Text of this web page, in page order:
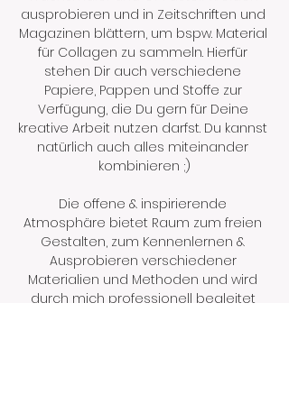
ausprobieren und in Zeitschriften und
Magazinen blättern, um bspw. Material
für Collagen zu sammeln. Hierfür
stehen Dir auch verschiedene
Papiere, Pappen und Stoffe zur
Verfügung, die Du gern für Deine
kreative Arbeit nutzen darfst. Du kannst
natürlich auch alles miteinander
kombinieren ;)
Die offene & inspirierende
Atmosphäre bietet Raum zum freien
Gestalten, zum Kennenlernen &
Ausprobieren verschiedener
Materialien und Methoden und wird
durch mich professionell begleitet